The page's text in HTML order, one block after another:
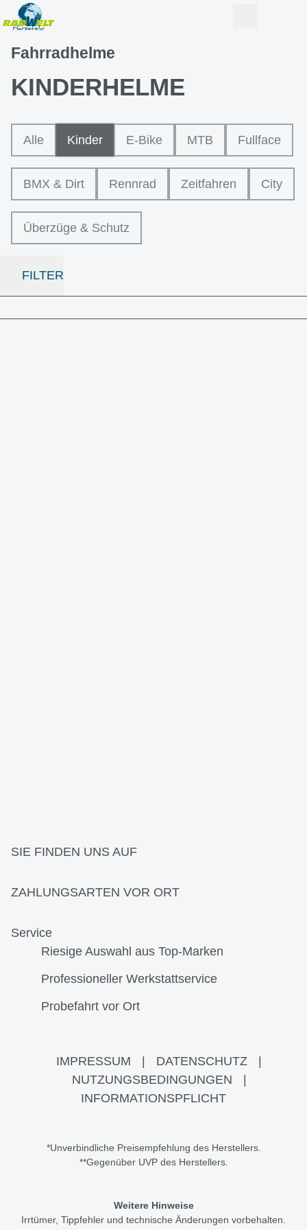
Fahrradhelme
KINDERHELME
Alle Kinder E-Bike MTB Fullface
BMX & Dirt Rennrad Zeitfahren City
Überzüge & Schutz
FILTER
SIE FINDEN UNS AUF
ZAHLUNGSARTEN VOR ORT
Service
Riesige Auswahl aus Top-Marken
Professioneller Werkstattservice
Probefahrt vor Ort
IMPRESSUM DATENSCHUTZ
NUTZUNGSBEDINGUNGEN
INFORMATIONSPFLICHT
*Unverbindliche Preisempfehlung des Herstellers.
**Gegenüber UVP des Herstellers.
Weitere Hinweise
Irrtümer, Tippfehler und technische Änderungen vorbehalten.